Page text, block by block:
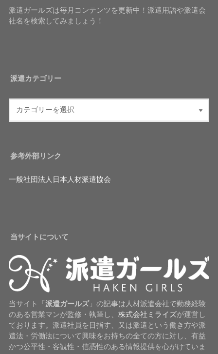
派遣ガールズは毎月コンテンツを更新中！派遣用語や派遣会
社名を検索してみましょう！
派遣カテゴリー
参考外部リンク
一般社団法人日本人材派遣協会
当サイトについて
当サイト「派遣ガールズ」の記事は人材派遣会社で勤務経験
のある営業マンが監修・執筆し、 株式会社ミライズが運営し
ております。派遣社員を目指す、又は派遣という働き方や派
遣法・労働法について興味をお持ちの全ての方に対し、有益
かつ公平性・客観性・信憑性のある情報提供を心がけていま